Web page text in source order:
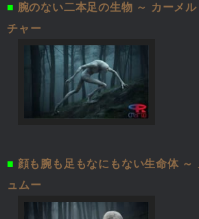
■ 腕のない二本足の生物 ～ カーメ
チャー
■ 顔も腕も足もなにもない生命体 ～
ュムー